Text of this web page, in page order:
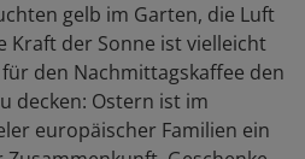
gelb im Garten, die Luft
Kraft der Sonne ist vielleicht
den Nachmittagskaffee den
decken: Ostern ist im
europäischer Familien ein